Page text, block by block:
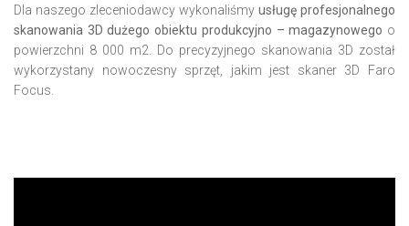
Dla naszego zleceniodawcy wykonaliśmy usługę profesjonalnego
skanowania 3D dużego obiektu produkcyjno – magazynowego o
powierzchni 8 000 m2. Do precyzyjnego skanowania 3D został
wykorzystany nowoczesny sprzęt, jakim jest skaner 3D Faro
Focus.